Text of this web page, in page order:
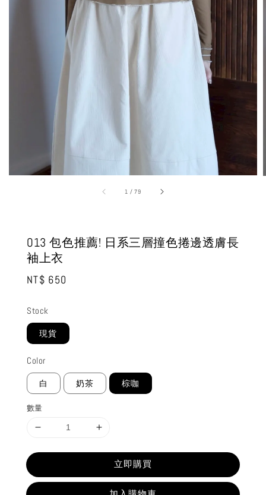
1 /79
O13 包色推薦! 日系三層撞色捲邊透膚長
袖上衣
Regular
NT$ 650
Stock
現貨
Color
白 奶茶 棕咖
數量
立即購買